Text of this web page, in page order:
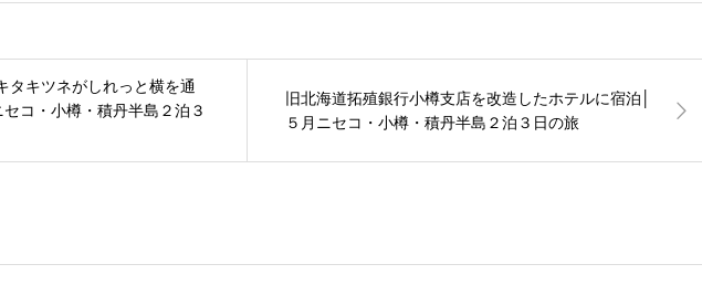
タキツネがしれっと横を通
コ・小樽・積丹半島２泊３
旧北海道拓殖銀行小樽支店を改造したホテルに宿泊│
５月ニセコ・小樽・積丹半島２泊３日の旅